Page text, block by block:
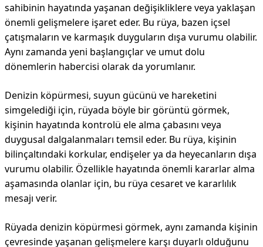
sahibinin hayatında yaşanan değişikliklere veya yaklaşan
önemli gelişmelere işaret eder. Bu rüya, bazen içsel
çatışmaların ve karmaşık duyguların dışa vurumu olabilir.
Aynı zamanda yeni başlangıçlar ve umut dolu
dönemlerin habercisi olarak da yorumlanır.
Denizin köpürmesi, suyun gücünü ve hareketini
simgelediği için, rüyada böyle bir görüntü görmek,
kişinin hayatında kontrolü ele alma çabasını veya
duygusal dalgalanmaları temsil eder. Bu rüya, kişinin
bilinçaltındaki korkular, endişeler ya da heyecanların dışa
vurumu olabilir. Özellikle hayatında önemli kararlar alma
aşamasında olanlar için, bu rüya cesaret ve kararlılık
mesajı verir.
Rüyada denizin köpürmesi görmek, aynı zamanda kişinin
çevresinde yaşanan gelişmelere karşı duyarlı olduğunu